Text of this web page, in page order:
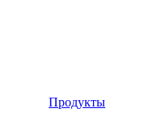
Продукты